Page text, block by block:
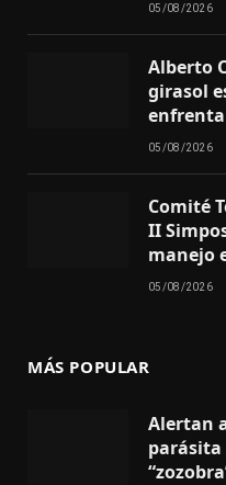
05/08/2026
Alberto
girasol
05/08/2026
Comité
II
manejo
05/08/2026
MÁS POPULAR
Alertan
parásita